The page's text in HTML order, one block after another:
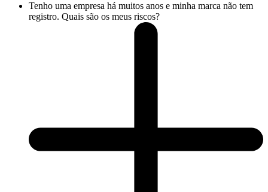
Tenho uma empresa há muitos anos e minha marca não tem
registro. Quais são os meus riscos?